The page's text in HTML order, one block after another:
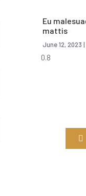
Eu
mattis
June 12, 2023